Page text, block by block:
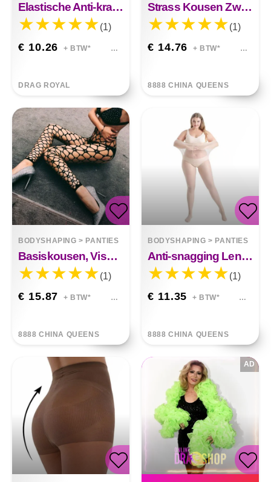
Elastische Anti-kras Transparante Onzichtbare Kousen
(1)
€ 10.26 + BTW*
DRAG ROYAL
Strass Kousen Zwart Ins Dunne Vis Mond Panty
(1)
€ 14.76 + BTW*
8888 CHINA QUEENS
BODYSHAPING > PANTIES
Basiskousen, Visnetkousen Uit één Stuk, Sexy Kousen, Netbroeken
(1)
€ 15.87 + BTW*
8888 CHINA QUEENS
BODYSHAPING > PANTIES
Anti-snagging Lente Ultradunne Plus Meststof Zomer Licht Beenartefact
(1)
€ 11.35 + BTW*
8888 CHINA QUEENS
AD